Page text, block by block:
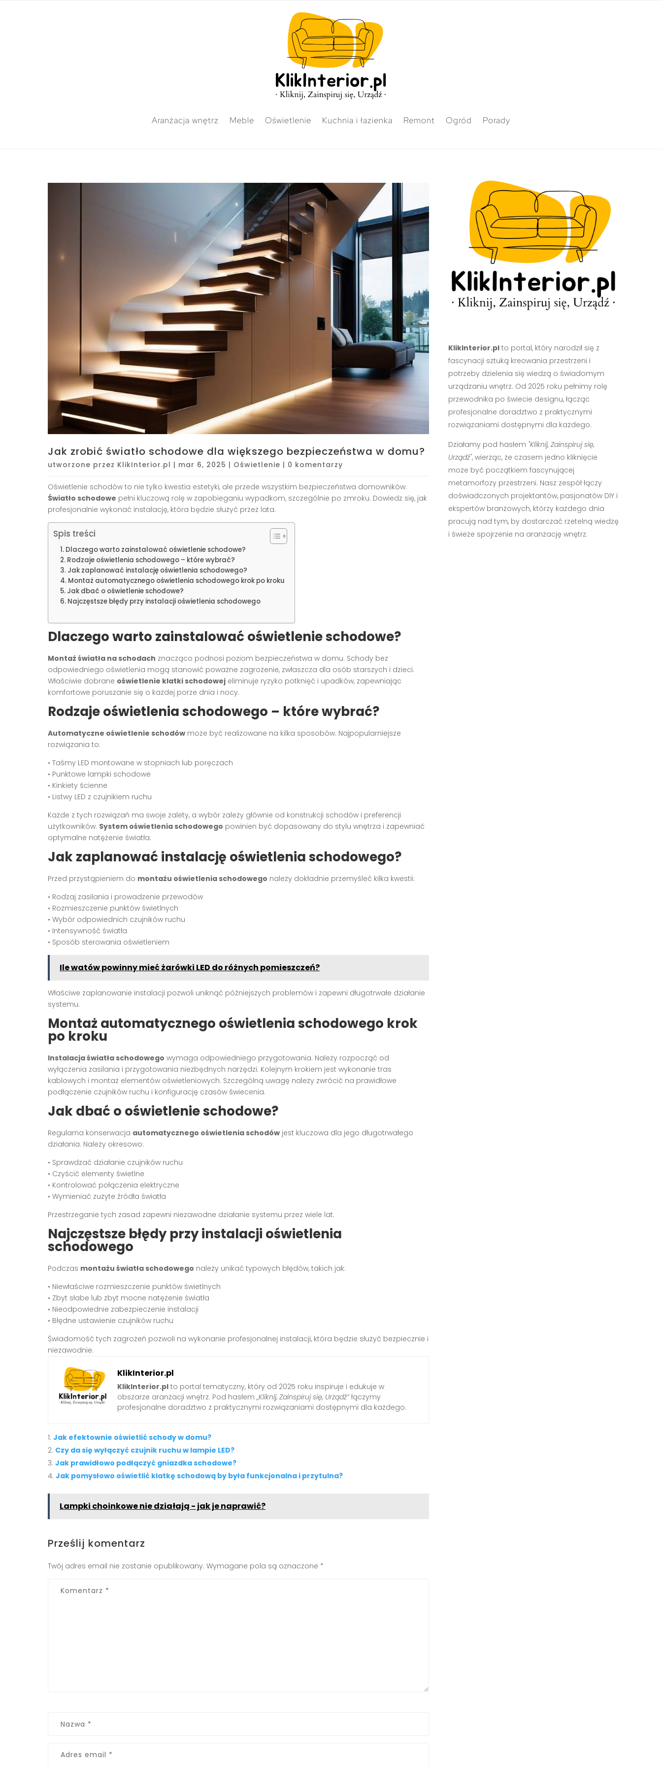
Aranżacja wnętrz Meble Oświetlenie Kuchnia i łazienka Remont Ogród Porady
Jak zrobić światło schodowe dla większego bezpieczeństwa w domu?
utworzone przez KlikInterior.pl | mar 6, 2025 | Oświetlenie | 0 komentarzy
Oświetlenie schodów to nie tylko kwestia estetyki, ale przede wszystkim bezpieczeństwa domowników.
Światło schodowe pełni kluczową rolę w zapobieganiu wypadkom, szczególnie po zmroku. Dowiedz się, jak
profesjonalnie wykonać instalację, która będzie służyć przez lata.
Spis treści
Dlaczego warto zainstalować oświetlenie schodowe?
Rodzaje oświetlenia schodowego – które wybrać?
Jak zaplanować instalację oświetlenia schodowego?
Montaż automatycznego oświetlenia schodowego krok po kroku
Jak dbać o oświetlenie schodowe?
Najczęstsze błędy przy instalacji oświetlenia schodowego
Dlaczego warto zainstalować oświetlenie schodowe?
Montaż światła na schodach znacząco podnosi poziom bezpieczeństwa w domu. Schody bez
odpowiedniego oświetlenia mogą stanowić poważne zagrożenie, zwłaszcza dla osób starszych i dzieci.
Właściwie dobrane oświetlenie klatki schodowej eliminuje ryzyko potknięć i upadków, zapewniając
komfortowe poruszanie się o każdej porze dnia i nocy.
Rodzaje oświetlenia schodowego – które wybrać?
Automatyczne oświetlenie schodów może być realizowane na kilka sposobów. Najpopularniejsze
rozwiązania to:
• Taśmy LED montowane w stopniach lub poręczach
• Punktowe lampki schodowe
• Kinkiety ścienne
• Listwy LED z czujnikiem ruchu
Każde z tych rozwiązań ma swoje zalety, a wybór zależy głównie od konstrukcji schodów i preferencji
użytkowników. System oświetlenia schodowego powinien być dopasowany do stylu wnętrza i zapewniać
optymalne natężenie światła.
Jak zaplanować instalację oświetlenia schodowego?
Przed przystąpieniem do montażu oświetlenia schodowego należy dokładnie przemyśleć kilka kwestii:
• Rodzaj zasilania i prowadzenie przewodów
• Rozmieszczenie punktów świetlnych
• Wybór odpowiednich czujników ruchu
• Intensywność światła
• Sposób sterowania oświetleniem
Ile watów powinny mieć żarówki LED do różnych pomieszczeń?
Właściwe zaplanowanie instalacji pozwoli uniknąć późniejszych problemów i zapewni długotrwałe działanie
systemu.
Montaż automatycznego oświetlenia schodowego krok
po kroku
Instalacja światła schodowego wymaga odpowiedniego przygotowania. Należy rozpocząć od
wyłączenia zasilania i przygotowania niezbędnych narzędzi. Kolejnym krokiem jest wykonanie tras
kablowych i montaż elementów oświetleniowych. Szczególną uwagę należy zwrócić na prawidłowe
podłączenie czujników ruchu i konfigurację czasów świecenia.
Jak dbać o oświetlenie schodowe?
Regularna konserwacja automatycznego oświetlenia schodów jest kluczowa dla jego długotrwałego
działania. Należy okresowo:
• Sprawdzać działanie czujników ruchu
• Czyścić elementy świetlne
• Kontrolować połączenia elektryczne
• Wymieniać zużyte źródła światła
Przestrzeganie tych zasad zapewni niezawodne działanie systemu przez wiele lat.
Najczęstsze błędy przy instalacji oświetlenia
schodowego
Podczas montażu światła schodowego należy unikać typowych błędów, takich jak:
• Niewłaściwe rozmieszczenie punktów świetlnych
• Zbyt słabe lub zbyt mocne natężenie światła
• Nieodpowiednie zabezpieczenie instalacji
• Błędne ustawienie czujników ruchu
Świadomość tych zagrożeń pozwoli na wykonanie profesjonalnej instalacji, która będzie służyć bezpiecznie i
niezawodnie.
KlikInterior.pl
KlikInterior.pl to portal tematyczny, który od 2025 roku inspiruje i edukuje w
obszarze aranżacji wnętrz. Pod hasłem „Kliknij, Zainspiruj się, Urządź”łączymy
profesjonalne doradztwo z praktycznymi rozwiązaniami dostępnymi dla każdego.
Jak efektownie oświetlić schody w domu?
Czy da się wyłączyć czujnik ruchu w lampie LED?
Jak prawidłowo podłączyć gniazdka schodowe?
Jak pomysłowo oświetlić klatkę schodową by była funkcjonalna i przytulna?
Lampki choinkowe nie działają - jak je naprawić?
Prześlij komentarz
Twój adres email nie zostanie opublikowany. Wymagane pola są oznaczone *
KlikInterior.plto portal, który narodził się z
fascynacji sztuką kreowania przestrzeni i
potrzeby dzielenia się wiedzą o świadomym
urządzaniu wnętrz. Od 2025 roku pełnimy rolę
przewodnika po świecie designu, łącząc
profesjonalne doradztwo z praktycznymi
rozwiązaniami dostępnymi dla każdego.
Działamy pod hasłem "Kliknij, Zainspiruj się,
Urządź", wierząc, że czasem jedno kliknięcie
może być początkiem fascynującej
metamorfozy przestrzeni. Nasz zespół łączy
doświadczonych projektantów, pasjonatów DIY i
ekspertów branżowych, którzy każdego dnia
pracują nad tym, by dostarczać rzetelną wiedzę
i świeże spojrzenie na aranżację wnętrz.